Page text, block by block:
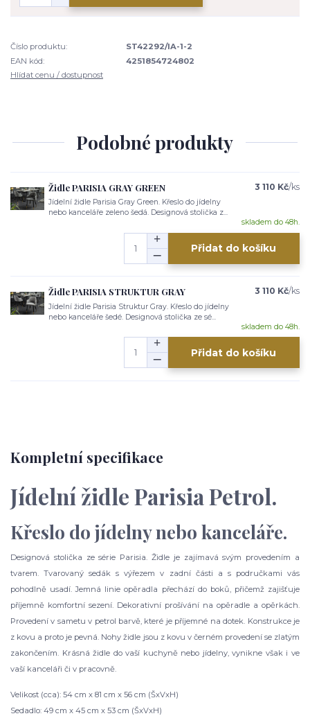
Číslo produktu:
ST42292/IA-1-2
EAN kód:
4251854724802
Hlídat cenu / dostupnost
Podobné produkty
Židle PARISIA GRAY GREEN
Jídelní židle Parisia Gray Green. Křeslo do jídelny
nebo kanceláře zeleno šedá. Designová stolička z...
3 110 Kč/ks
skladem do 48h.
Přidat do košíku
Židle PARISIA STRUKTUR GRAY
Jídelní židle Parisia Struktur Gray. Křeslo do jídelny
nebo kanceláře šedé. Designová stolička ze sé...
3 110 Kč/ks
skladem do 48h.
Přidat do košíku
Kompletní specifikace
Jídelní židle Parisia Petrol.
Křeslo do jídelny nebo kanceláře.
Designová stolička ze série Parisia. Židle je zajímavá svým provedením a
tvarem. Tvarovaný sedák s výřezem v zadní části a s područkami vás
pohodlně usadí. Jemná linie opěradla přechází do boků, přičemž zajišťuje
příjemně komfortní sezení. Dekorativní prošívání na opěradle a opěrkách.
Provedení v sametu v petrol barvě, které je příjemné na dotek. Konstrukce je
z kovu a proto je pevná. Nohy židle jsou z kovu v černém provedení se zlatým
zakončením. Krásná židle do vaší kuchyně nebo jídelny, vynikne však i ve
vaší kanceláři či v pracovně.
Velikost (cca): 54 cm x 81 cm x 56 cm (ŠxVxH)
Sedadlo: 49 cm x 45 cm x 53 cm (ŠxVxH)